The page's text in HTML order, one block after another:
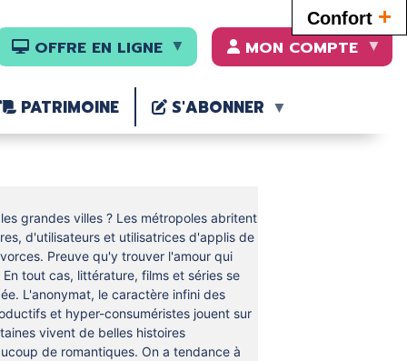
Confort +
OFFRE EN LIGNE MON COMPTE
PATRIMOINE S'ABONNER
grandes villes ? Les métropoles abritent
d'utilisateurs et utilisatrices d'applis de
Preuve qu'y trouver l'amour qui
tout cas, littérature, films et séries se
L'anonymat, le caractère infini des
et hyper-consuméristes jouent sur
vivent de belles histoires
de romantiques. On a tendance à